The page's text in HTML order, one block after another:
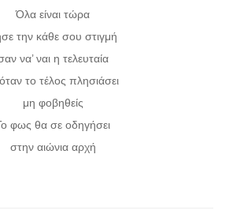
Όλα είναι τώρα
την κάθε σου στιγμή
να’ ναι η τελευταία
το τέλος πλησιάσει
μη φοβηθείς
φως θα σε οδηγήσει
στην αιώνια αρχή